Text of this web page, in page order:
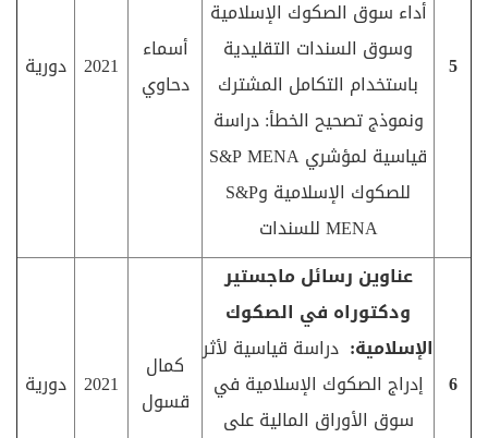
5
أداء سوق الصكوك الإسلامية
وسوق السندات التقليدية
باستخدام التكامل المشترك
ونموذج تصحيح الخطأ: دراسة
قياسية لمؤشريS&P MENA
للصكوك الإسلامية وS&P
MENAللسندات
أسماء
دحاوي
2021 دورية
6
عناوين رسائل ماجستير
ودكتوراه في الصكوك
الإسلامية: دراسة قياسية لأثر
إدراج الصكوك الإسلامية في
سوق الأوراق المالية على
كمال
قسول
2021 دورية